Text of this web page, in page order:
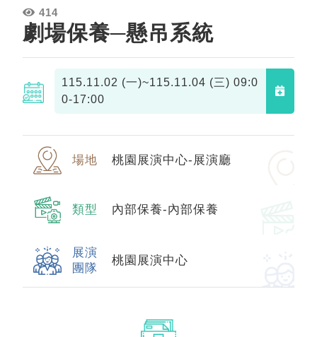
414
劇場保養─懸吊系統
115.11.02 (一)~115.11.04 (三) 09:0
0-17:00
場地 桃園展演中心-展演廳
類型 內部保養-內部保養
展演
團隊
桃園展演中心